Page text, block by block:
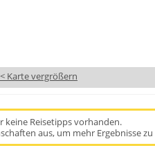
Karte vergrößern
keine Reisetipps vorhanden.
aus, um mehr Ergebnisse